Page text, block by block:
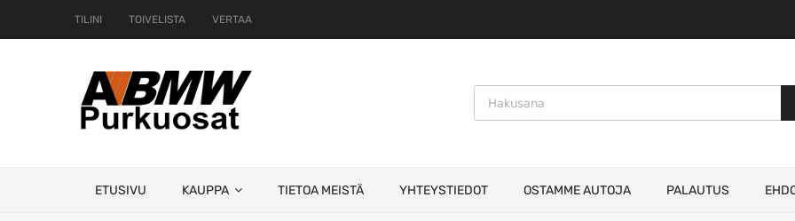
TILINI TOIVELISTA VERTAA
Products search
ETUSIVU KAUPPA TIETOA MEISTÄ YHTEYSTIEDOT OSTAMME AUTOJA PALAUTUS